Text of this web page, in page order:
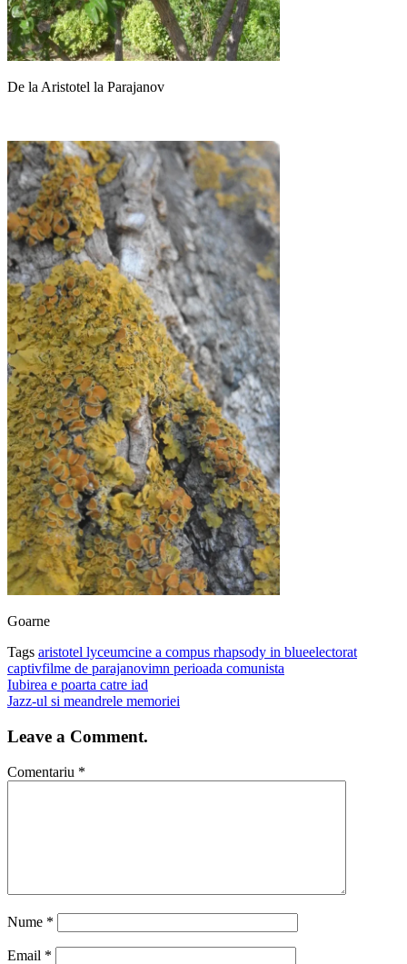
De la Aristotel la Parajanov
Goarne
Tags aristotel lyceumcine a compus rhapsody in blueelectorat
captivfilme de parajanovimn perioada comunista
Iubirea e poarta catre iad
Jazz-ul si meandrele memoriei
Leave a Comment.
Comentariu *
Nume *
Email *